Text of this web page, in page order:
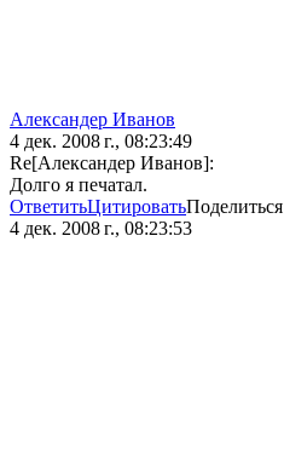
Александер Иванов
4 дек. 2008 г., 08:23:49
Re[Александер Иванов]:
Долго я печатал.
ОтветитьЦитироватьПоделиться
4 дек. 2008 г., 08:23:53